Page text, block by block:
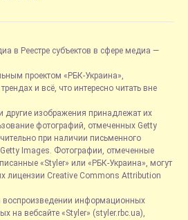
в Реестре субъектов в сфере медиа —
проектом «РБК-Украина»,
и всё, что интересно читать вне
другие изображения принадлежат их
фотографий, отмеченных Getty
при наличии письменного
Images. Фотографии, отмеченные
«Styler» или «РБК-Украина», могут
лицензии Creative Commons Attribution
информационных
на вебсайте «Styler» (styler.rbc.ua),